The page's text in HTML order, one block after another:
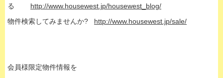
る http://www.housewest.jp/housewest_blog/
物件検索してみませんか? http://www.housewest.jp/sale/
会員様限定物件情報を